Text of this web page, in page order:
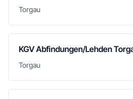
Torgau
KGV Abfindungen/Lehden
Torgau